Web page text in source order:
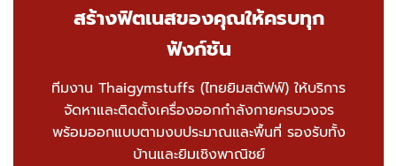
สร้างฟิตเนสของคุณให้ครบทุก
ฟังก์ชัน
ทีมงาน Thaigymstuffs (ไทยยิมสตัฟฟ์) ให้บริการ
จัดหาและติดตั้งเครื่องออกกำลังกายครบวงจร
พร้อมออกแบบตามงบประมาณและพื้นที่ รองรับทั้ง
บ้านและยิมเชิงพาณิชย์